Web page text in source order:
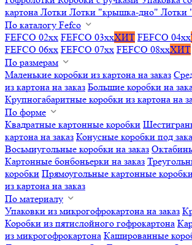
картона Лотки Лотки "крышка-дно" Лотки
По каталогу Fefco
FEFCO 02xx FEFCO 03xxХИТ FEFCO 04xx
FEFCO 06xx FEFCO 07xx FEFCO 08xxХИТ
По размерам
Маленькие коробки из картона на заказ
из картона на заказ Большие коробки на
Крупногабаритные коробки из картона на
По форме
Квадратные картонные коробки
картона на заказ Конусные коробки под
Восьмиугольные коробки на заказ
Картонные бонбоньерки на заказ
коробки Прямоугольные картонные
из картона на заказ
По материалу
Упаковки из микрогофрокартона на заказ
Коробки из пятислойного гофрокартона
из микрогофрокартона Кашированные